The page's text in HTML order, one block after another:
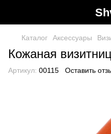
Каталог Аксессуары
Кожаная
Артикул: 00115 Оставить